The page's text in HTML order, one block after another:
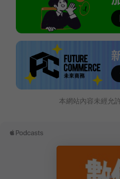
本網站內容未經允